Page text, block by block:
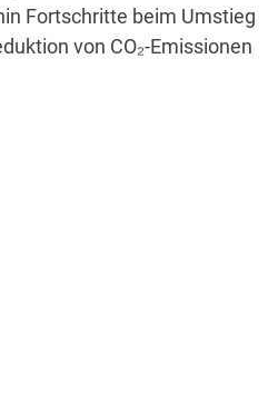
Fortschritte beim Umstieg
von CO₂-Emissionen